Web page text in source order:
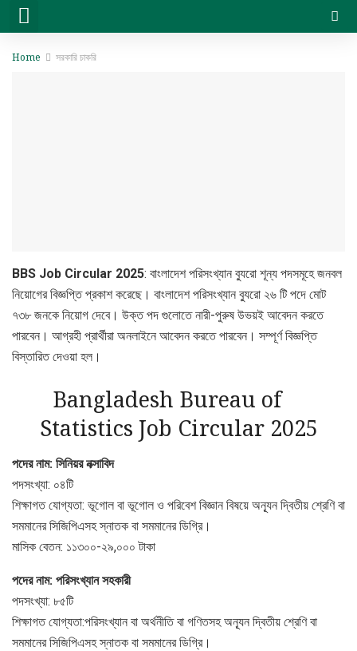
Home সরকারি চাকরি
BBS Job Circular 2025: বাংলাদেশ পরিসংখ্যান ব্যুরো শূন্য পদসমূহে জনবল
নিয়োগের বিজ্ঞপ্তি প্রকাশ করেছে। বাংলাদেশ পরিসংখ্যান ব্যুরো ২৬ টি পদে মোট
৭৩৮ জনকে নিয়োগ দেবে। উক্ত পদ গুলোতে নারী-পুরুষ উভয়ই আবেদন করতে
পারবেন। আগ্রহী প্রার্থীরা অনলাইনে আবেদন করতে পারবেন। সম্পূর্ণ বিজ্ঞপ্তি
বিস্তারিত দেওয়া হল।
Bangladesh Bureau of
Statistics Job Circular 2025
পদের নাম: সিনিয়র নক্সাবিদ
পদসংখ্যা: ০৪টি
শিক্ষাগত যোগ্যতা: ভূগোল বা ভূগোল ও পরিবেশ বিজ্ঞান বিষয়ে অন্যূন দ্বিতীয় শ্রেণি বা
সমমানের সিজিপিএসহ স্নাতক বা সমমানের ডিগ্রি।
মাসিক বেতন: ১১৩০০-২৯,০০০ টাকা
পদের নাম: পরিসংখ্যান সহকারী
পদসংখ্যা: ৮৫টি
শিক্ষাগত যোগ্যতা:পরিসংখ্যান বা অর্থনীতি বা গণিতসহ অন্যূন দ্বিতীয় শ্রেণি বা
সমমানের সিজিপিএসহ স্নাতক বা সমমানের ডিগ্রি।